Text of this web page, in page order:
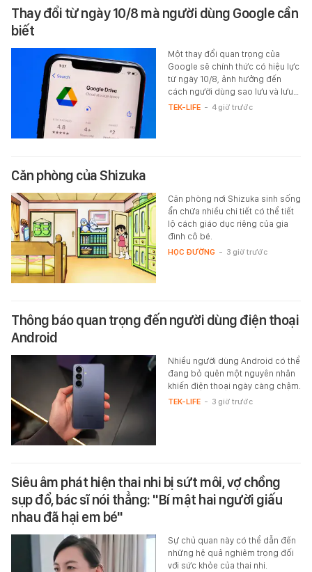
Thay đổi từ ngày 10/8 mà người dùng Google cần
biết
Một thay đổi quan trọng của
Google sẽ chính thức có hiệu lực
từ ngày 10/8, ảnh hưởng đến
cách người dùng sao lưu và lưu…
TEK-LIFE - 4 giờ trước
Căn phòng của Shizuka
Căn phòng nơi Shizuka sinh sống
ẩn chứa nhiều chi tiết có thể tiết
lộ cách giáo dục riêng của gia
đình cô bé.
HỌC ĐƯỜNG - 3 giờ trước
Thông báo quan trọng đến người dùng điện thoại
Android
Nhiều người dùng Android có thể
đang bỏ quên một nguyên nhân
khiến điện thoại ngày càng chậm.
TEK-LIFE - 3 giờ trước
Siêu âm phát hiện thai nhi bị sứt môi, vợ chồng
sụp đổ, bác sĩ nói thẳng: "Bí mật hai người giấu
nhau đã hại em bé"
Sự chủ quan này có thể dẫn đến
những hệ quả nghiêm trọng đối
với sức khỏe của thai nhi.